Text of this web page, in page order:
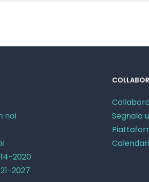
noi
2020
2027
Segnala